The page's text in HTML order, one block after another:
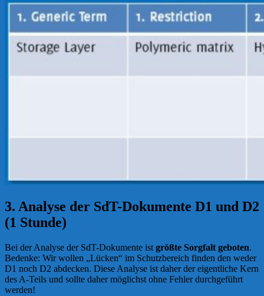
3. Analyse der SdT-Dokumente D1 und D2
(1 Stunde)
Bei der Analyse der SdT-Dokumente ist größte Sorgfalt geboten.
Bedenke: Wir wollen „Lücken“ im Schutzbereich finden den weder
D1 noch D2 abdecken. Diese Analyse ist daher der eigentliche Kern
des A-Teils und sollte daher möglichst ohne Fehler durchgeführt
werden!